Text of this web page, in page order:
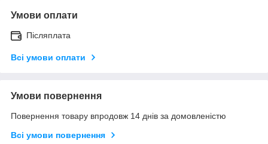
Умови оплати
Післяплата
Всі умови оплати
Умови повернення
Повернення товару впродовж 14 днів за домовленістю
Всі умови повернення